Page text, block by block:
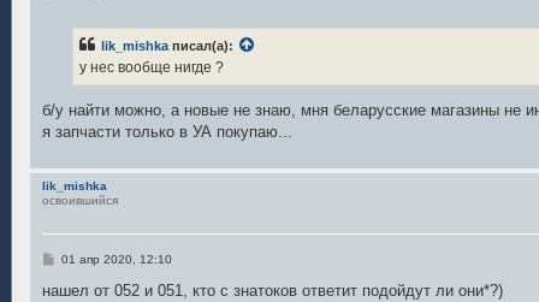
е
lik_mishka писал(а):
у нес вообще нигде ?
б/у найти можно, а новые не знаю, мня беларусские магазины не
я запчасти только в УА покупаю...
lik_mishka
освоившийся
С
о
01 апр 2020, 12:10
нашел от 052 и 051, кто с знатоков ответит подойдут ли они*?)